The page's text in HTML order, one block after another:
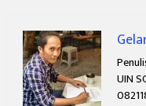
UIN